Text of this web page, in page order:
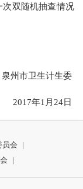
双随机抽查情况
泉州市卫生计生委
2017年1 月 24日
员会
|
|